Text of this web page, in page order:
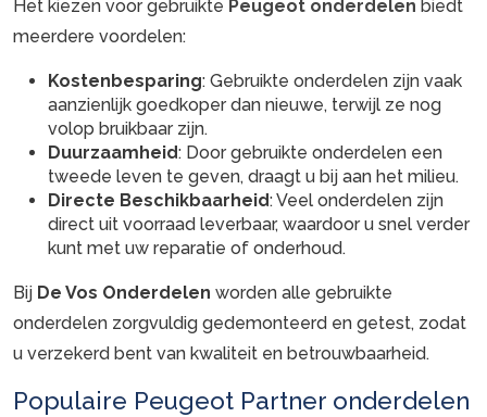
Het kiezen voor gebruikte Peugeot onderdelen biedt
meerdere voordelen:
Kostenbesparing: Gebruikte onderdelen zijn vaak
aanzienlijk goedkoper dan nieuwe, terwijl ze nog
volop bruikbaar zijn.
Duurzaamheid: Door gebruikte onderdelen een
tweede leven te geven, draagt u bij aan het milieu.
Directe Beschikbaarheid: Veel onderdelen zijn
direct uit voorraad leverbaar, waardoor u snel verder
kunt met uw reparatie of onderhoud.
Bij De Vos Onderdelen worden alle gebruikte
onderdelen zorgvuldig gedemonteerd en getest, zodat
u verzekerd bent van kwaliteit en betrouwbaarheid.
Populaire Peugeot Partner onderdelen